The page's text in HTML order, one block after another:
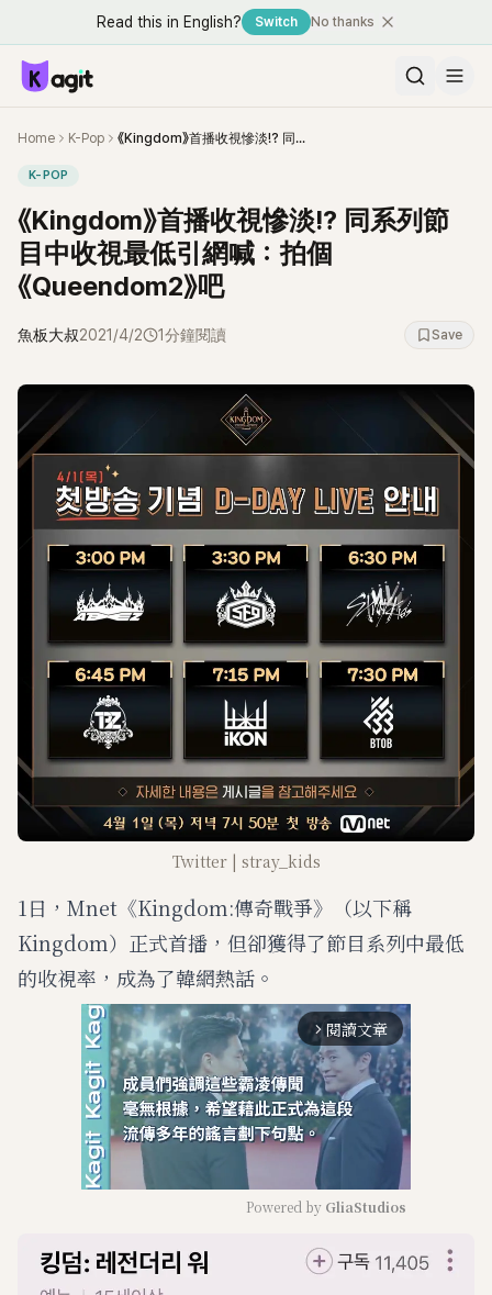
Read this in English? Switch No thanks
Home K-Pop 《Kingdom》首播收視慘淡!? 同系列節目中收視最低引網喊：拍個《Queendom2》吧
K-POP
《Kingdom》首播收視慘淡!? 同系列節
目中收視最低引網喊：拍個
《Queendom2》吧
魚板大叔2021/4/2 1分鐘閱讀 Save
Twitter | stray_kids
1日，Mnet《Kingdom:傳奇戰爭》（以下稱
Kingdom）正式首播，但卻獲得了節目系列中最低
的收視率，成為了韓網熱話。
arrow_forward_ios 閱讀文章
Powered by GliaStudios